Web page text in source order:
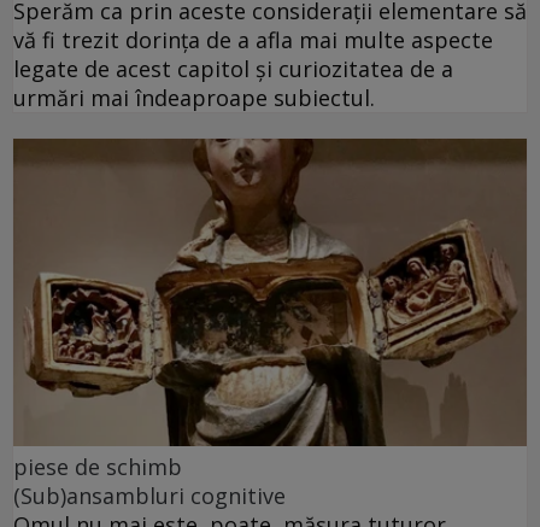
Sperăm ca prin aceste considerații elementare să
vă fi trezit dorința de a afla mai multe aspecte
legate de acest capitol și curiozitatea de a
urmări mai îndeaproape subiectul.
piese de schimb
(Sub)ansambluri cognitive